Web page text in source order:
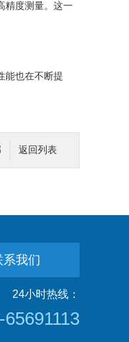
精度测量。这一
能也在不断提
返回列表
系我们
24小时热线：
65691113